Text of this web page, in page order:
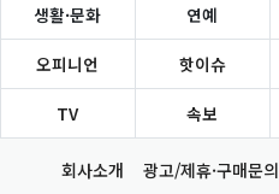
생활·문화 연예
오피니언 핫이슈
TV 속보
회사소개 광고/제휴·구매문의